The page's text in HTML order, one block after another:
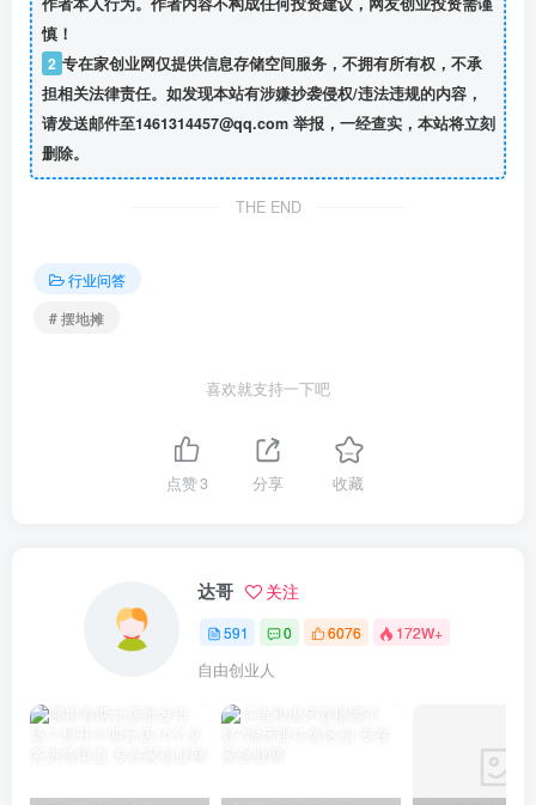
慎！
2 专在家创业网仅提供信息存储空间服务，不拥有所有权，不承
担相关法律责任。如发现本站有涉嫌抄袭侵权/违法违规的内容，
请发送邮件至1461314457@qq.com 举报，一经查实，本站将立刻
删除。
THE END
行业问答
# 摆地摊
喜欢就支持一下吧
点赞3 分享 收藏
达哥 关注
591 0 6076 172W+
自由创业人